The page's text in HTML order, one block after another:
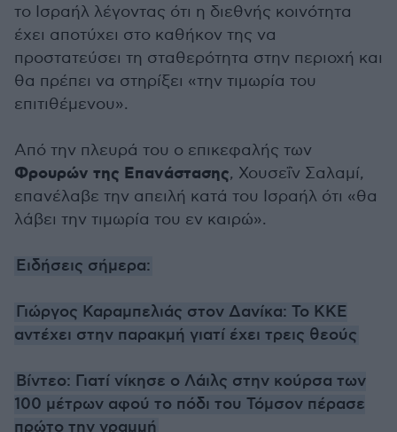
το Ισραήλ λέγοντας ότι η διεθνής κοινότητα
έχει αποτύχει στο καθήκον της να
προστατεύσει τη σταθερότητα στην περιοχή και
θα πρέπει να στηρίξει «την τιμωρία του
επιτιθέμενου».
Από την πλευρά του ο επικεφαλής των
Φρουρών της Επανάστασης, Χουσεΐν Σαλαμί,
επανέλαβε την απειλή κατά του Ισραήλ ότι «θα
λάβει την τιμωρία του εν καιρώ».
Ειδήσεις σήμερα:
Γιώργος Καραμπελιάς στον Δανίκα: Το ΚΚΕ
αντέχει στην παρακμή γιατί έχει τρεις θεούς
Βίντεο: Γιατί νίκησε ο Λάιλς στην κούρσα των
100 μέτρων αφού το πόδι του Τόμσον πέρασε
πρώτο την γραμμή